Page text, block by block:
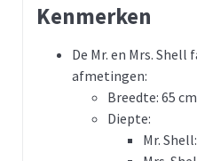
Kenmerken
De Mr. en Mrs. Shell
afmetingen:
Breedte: 65
Diepte:
Mr.